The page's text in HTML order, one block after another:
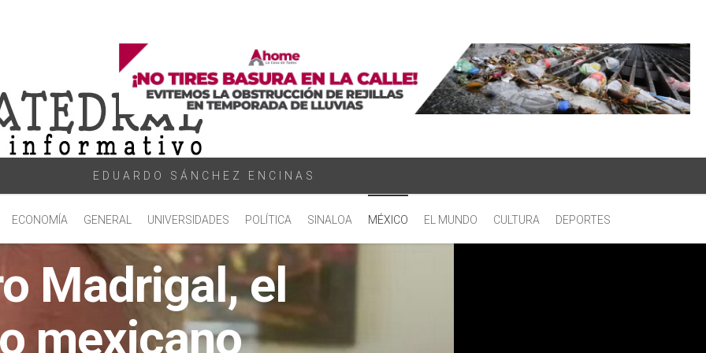
EDUARDO SÁNCHEZ ENCINAS
ECONOMÍA GENERAL UNIVERSIDADES POLÍTICA SINALOA MÉXICO EL MUNDO CULTURA DEPORTES
Madrigal, el
mexicano